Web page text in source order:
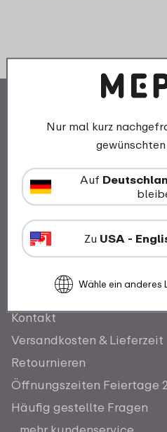
Unsere Geschichte
Mepal und Nachhaltigkeit
Arbeiten bei Mepal
Awards
Kundenservice
Kontakt
Versandkosten & Lieferzeit
Retournieren
Öffnungszeiten Feiertage
Häufig gestellte Fragen
Nur mal kurz
Auf
Zu USA -